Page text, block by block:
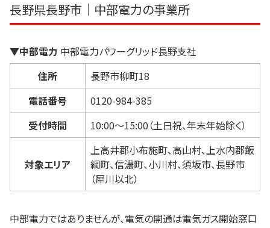
長野県長野市｜中部電力の事業所
▼中部電力 中部電力パワーグリッド長野支社
住所
長野市柳町18
電話番号
0120-984-385
受付時間
10:00～15:00（土日祝、年末年始除く）
対象エリア
上高井郡小布施町、高山村、上水内郡飯
綱町、信濃町、小川村、須坂市、長野市
（犀川以北）
中部電力ではありませんが、電気の開通は電気ガス開始窓口